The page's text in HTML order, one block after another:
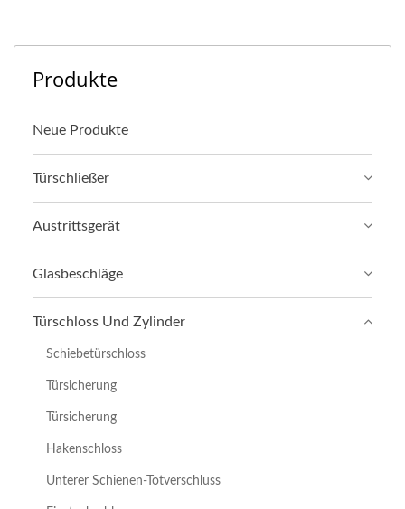
Produkte
Neue Produkte
Türschließer
Austrittsgerät
Glasbeschläge
Türschloss Und Zylinder
Schiebetürschloss
Türsicherung
Türsicherung
Hakenschloss
Unterer Schienen-Totverschluss